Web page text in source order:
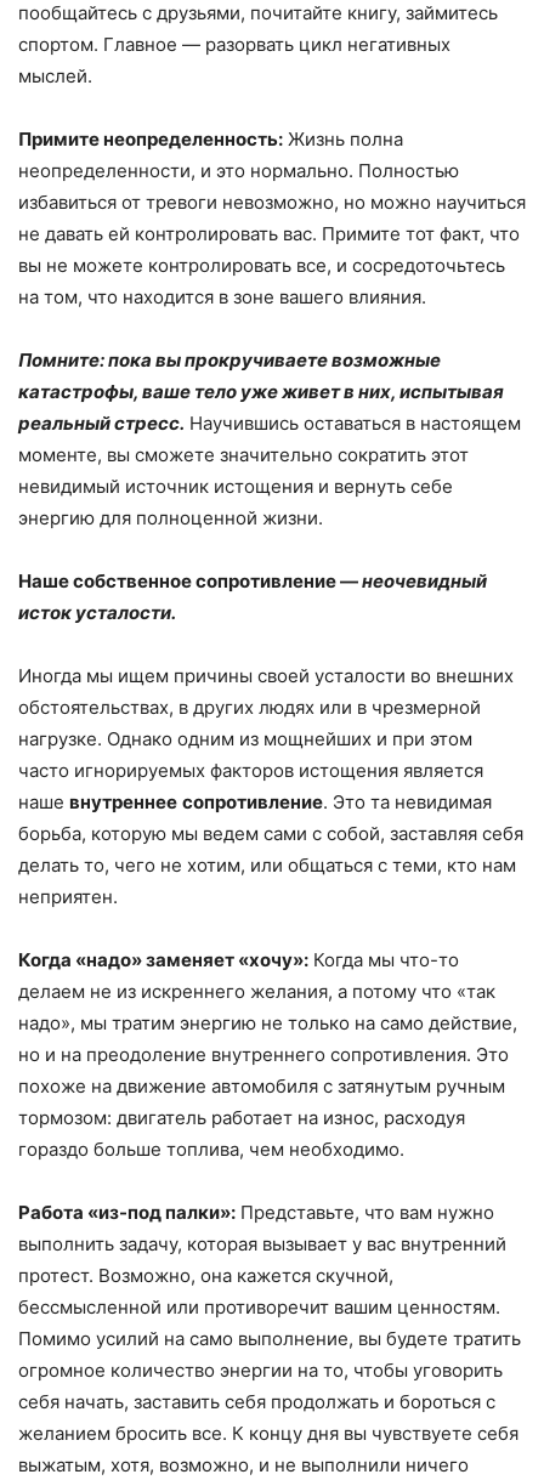
пообщайтесь с друзьями, почитайте книгу, займитесь
спортом. Главное — разорвать цикл негативных
мыслей.
Примите неопределенность: Жизнь полна
неопределенности, и это нормально. Полностью
избавиться от тревоги невозможно, но можно научиться
не давать ей контролировать вас. Примите тот факт, что
вы не можете контролировать все, и сосредоточьтесь
на том, что находится в зоне вашего влияния.
Помните: пока вы прокручиваете возможные
катастрофы, ваше тело уже живет в них, испытывая
реальный стресс. Научившись оставаться в настоящем
моменте, вы сможете значительно сократить этот
невидимый источник истощения и вернуть себе
энергию для полноценной жизни.
Наше собственное сопротивление —неочевидный
исток усталости.
Иногда мы ищем причины своей усталости во внешних
обстоятельствах, в других людях или в чрезмерной
нагрузке. Однако одним из мощнейших и при этом
часто игнорируемых факторов истощения является
наше внутреннее сопротивление. Это та невидимая
борьба, которую мы ведем сами с собой, заставляя себя
делать то, чего не хотим, или общаться с теми, кто нам
неприятен.
Когда «надо» заменяет «хочу»: Когда мы что-то
делаем не из искреннего желания, а потому что «так
надо», мы тратим энергию не только на само действие,
но и на преодоление внутреннего сопротивления. Это
похоже на движение автомобиля с затянутым ручным
тормозом: двигатель работает на износ, расходуя
гораздо больше топлива, чем необходимо.
Работа «из-под палки»: Представьте, что вам нужно
выполнить задачу, которая вызывает у вас внутренний
протест. Возможно, она кажется скучной,
бессмысленной или противоречит вашим ценностям.
Помимо усилий на само выполнение, вы будете тратить
огромное количество энергии на то, чтобы уговорить
себя начать, заставить себя продолжать и бороться с
желанием бросить все. К концу дня вы чувствуете себя
выжатым, хотя, возможно, и не выполнили ничего